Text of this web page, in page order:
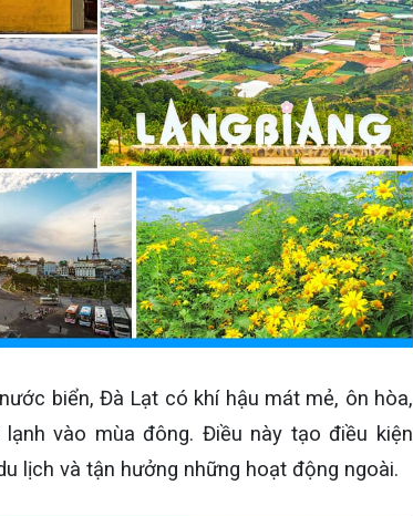
biển, Đà Lạt có khí hậu mát mẻ, ôn hòa,
vào mùa đông. Điều này tạo điều kiện
lịch và tận hưởng những hoạt động ngoài.